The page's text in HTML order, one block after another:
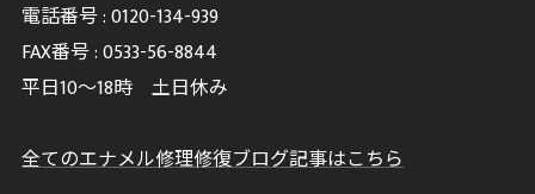
電話番号 :0120-134-939
FAX番号 :0533-56-8844
平日10～18時 土日休み
全てのエナメル修理修復ブログ記事はこちら